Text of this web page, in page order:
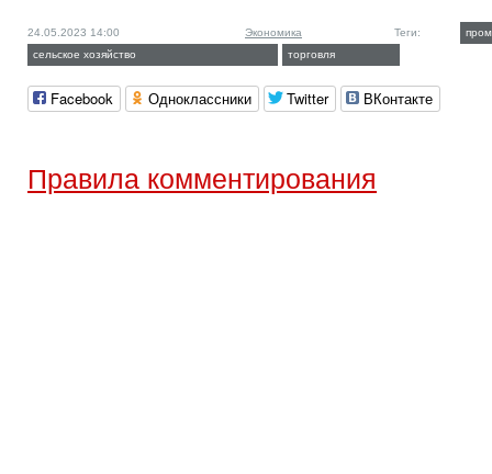
24.05.2023 14:00 Экономика Теги:
сельское хозяйство
торговля
Facebook Одноклассники Twitter ВКонтакте
Правила комментирования